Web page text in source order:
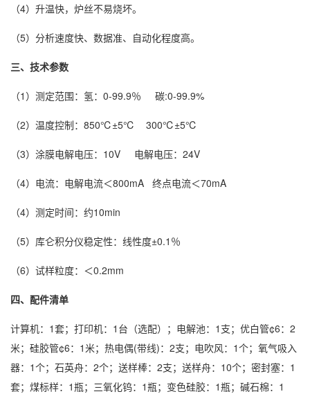
（4）升温快，炉丝不易烧坏。
（5）分析速度快、数据准、自动化程度高。
三、技术参数
（1）测定范围：氢：0-99.9％ 碳:0-99.9%
（2）温度控制：850℃±5℃ 300℃±5℃
（3）涂膜电解电压：10V 电解电压：24V
（4）电流：电解电流＜800mA 终点电流＜70mA
（4）测定时间：约10min
（5）库仑积分仪稳定性：线性度±0.1％
（6）试样粒度：＜0.2mm
四、配件清单
计算机：1套；打印机：1台（选配）；电解池：1支；优白管¢6：2
米；硅胶管¢6：1米；热电偶(带线)：2支；电吹风：1个；氧气吸入
器：1个；石英舟：2个；送样棒：2支；送样舟：10个；密封塞：1
套；煤标样：1瓶；三氧化钨：1瓶；变色硅胶：1瓶；碱石棉：1